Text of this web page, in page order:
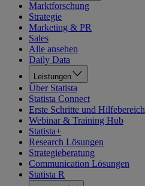
Marktforschung
Strategie
Marketing & PR
Sales
Alle ansehen
Daily Data
Leistungen
Über Statista
Statista Connect
Erste Schritte und Hilfebereich
Webinar & Training Hub
Statista+
Research Lösungen
Strategieberatung
Communication Lösungen
Statista R